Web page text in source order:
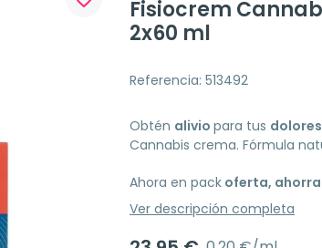
Fisiocrem
2x60 ml
Referencia: 513492
Obtén alivio para tus
Cannabis crema. Fórmula
Ahora en pack oferta, ahorra
Ver descripción completa